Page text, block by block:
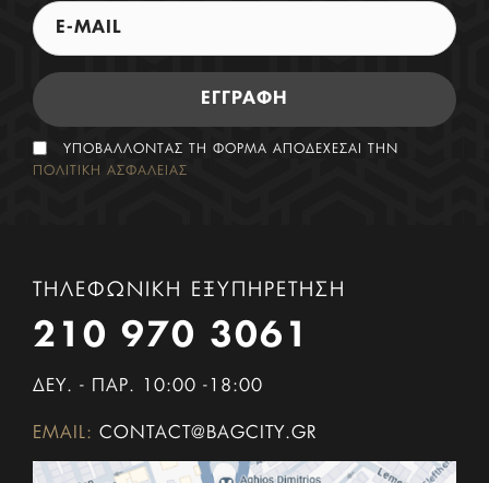
ΕΓΓΡΑΦΗ
ΥΠΟΒΑΛΛΟΝΤΑΣ ΤΗ ΦΟΡΜΑ ΑΠΟΔΕΧΕΣΑΙ ΤΗΝ
ΠΟΛΙΤΙΚΗ ΑΣΦΑΛΕΙΑΣ
ΤΗΛΕΦΩΝΙΚΗ ΕΞΥΠΗΡΕΤΗΣΗ
210 970 3061
ΔΕΥ. - ΠΑΡ. 10:00 -18:00
EMAIL: CONTACT@BAGCITY.GR